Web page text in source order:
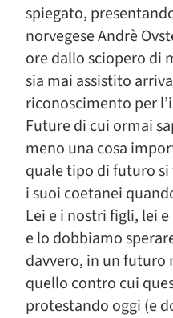
spiegato,
norvegese Andrè
ore dallo sciopero di
sia mai assistito
riconoscimento per
Future di cui ormai
meno una cosa
quale tipo di futuro
i suoi coetanei
Lei e i nostri figli, lei
e lo dobbiamo
davvero, in un
quello contro cui
protestando oggi (e